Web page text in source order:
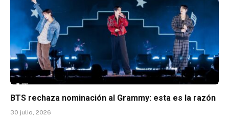
BTS rechaza nominación al Grammy: esta es la razón
30 julio, 2026